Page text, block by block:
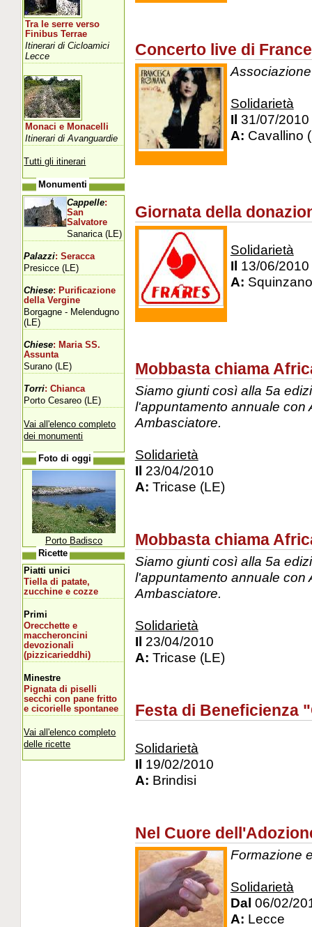
Concerto live di
Solidarietà
Il 31/07/2010
A: Cavallino
Giornata della
Solidarietà
Il 13/06/2010
A:
Mobbasta chiama
Siamo giunti così alla 5a
l'appuntamento annuale con
Ambasciatore.
Solidarietà
Il 23/04/2010
A: Tricase (LE)
Mobbasta chiama
Siamo giunti così alla 5a
l'appuntamento annuale con
Ambasciatore.
Solidarietà
Il 23/04/2010
A: Tricase (LE)
Festa di Beneficienza
Solidarietà
Il 19/02/2010
A: Brindisi
Nel Cuore
Formazione
Solidarietà
Dal 06/02/
A: Lecce
Tra le serre verso
Finibus Terrae
Itinerari di Cicloamici
Lecce
Monaci e Monacelli
Itinerari di Avanguardie
Tutti gli itinerari
Monumenti
Cappelle:
San
Salvatore
Sanarica (LE)
Palazzi: Seracca
Presicce (LE)
Chiese: Purificazione
della Vergine
Borgagne - Melendugno
(LE)
Chiese: Maria SS.
Assunta
Surano (LE)
Torri: Chianca
Porto Cesareo (LE)
Vai all'elenco completo
dei monumenti
Foto di oggi
Porto Badisco
Ricette
Piatti unici
Tiella di patate,
zucchine e cozze
Primi
Orecchette e
maccheroncini
devozionali
(pizzicarieddhi)
Minestre
Pignata di piselli
secchi con pane fritto
e cicorielle spontanee
Vai all'elenco completo
delle ricette